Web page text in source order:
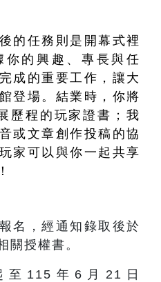
的任務則是開幕式裡
你的興趣、專長與任
成的重要工作，讓大
登場。結業時，你將
歷程的玩家證書；我
或文章創作投稿的協
家可以與你一起共享
名，經通知錄取後於
關授權書。
至115年6月21日